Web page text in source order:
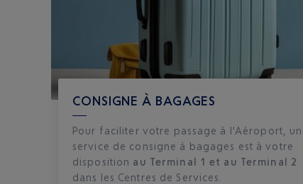
CONSIGNE À BAGAGES
Pour faciliter votre passage à l'Aéroport, un
service de consigne à bagages est à votre
disposition au Terminal 1 et au Terminal 2
dans les Centres de Services.